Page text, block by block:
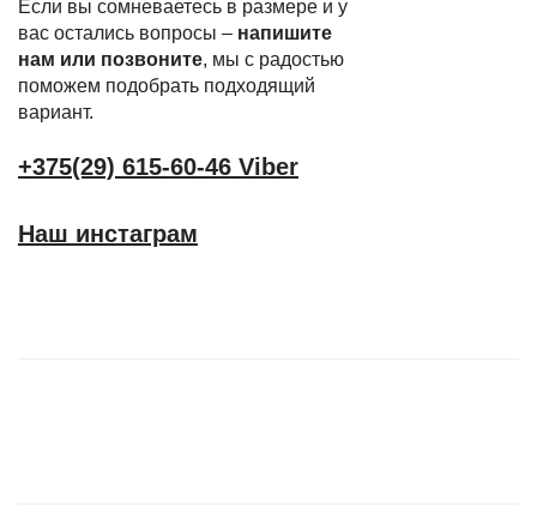
Если вы сомневаетесь в размере и у
вас остались вопросы – напишите
нам или позвоните, мы с радостью
поможем подобрать подходящий
вариант.
+375(29) 615-60-46 Viber
Наш инстаграм